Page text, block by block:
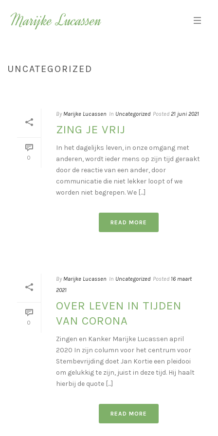
UNCATEGORIZED
0
By Marijke Lucassen In Uncategorized Posted 21 juni 2021
ZING JE VRIJ
In het dagelijks leven, in onze omgang met
anderen, wordt ieder mens op zijn tijd geraakt
door de reactie van een ander, door
communicatie die niet lekker loopt of we
worden niet begrepen. We [...]
READ MORE
0
By Marijke Lucassen In Uncategorized Posted 16 maart
2021
OVER LEVEN IN TIJDEN
VAN CORONA
Zingen en Kanker Marijke Lucassen april
2020 In zijn column voor het centrum voor
Stembevrijding doet Jan Kortie een pleidooi
om gelukkig te zijn, juist in deze tijd. Hij haalt
hierbij de quote [...]
READ MORE